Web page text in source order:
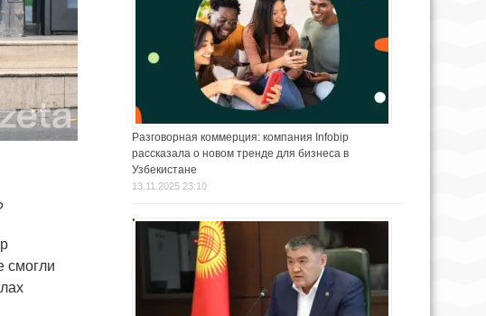
смогли
Разговорная коммерция: компания Infobip
рассказала о новом тренде для бизнеса в
Узбекистане
13.11.2025 23:10